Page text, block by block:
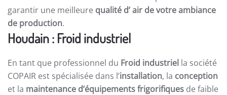
garantir une meilleure qualité d’ air de votre ambiance
de production.
Houdain : Froid industriel
En tant que professionnel du Froid industriel la société
COPAIR est spécialisée dans l’installation, la conception
et la maintenance d’équipements frigorifiques de faible